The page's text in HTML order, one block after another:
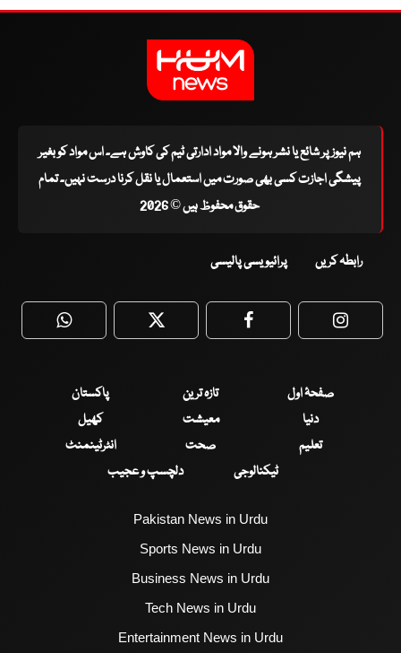
ہم نیوز پر شائع یا نشر ہونے والا مواد ادارتی ٹیم کی کاوش ہے۔ اس مواد کو بغیر
پیشگی اجازت کسی بھی صورت میں استعمال یا نقل کرنا درست نہیں۔ تمام
حقوق محفوظ ہیں © 2026
رابطہ کریں پرائیویسی پالیسی
WhatsApp Twitter Facebook
صفحۂ اول تازہ ترین
پاکستان
دنیا
معیشت
کھیل
تعلیم
صحت
انٹرٹینمنٹ
ٹیکنالوجی
دلچسپ و عجیب
Pakistan News in Urdu
Sports News in Urdu
Business News in Urdu
Tech News in Urdu
Entertainment News in Urdu